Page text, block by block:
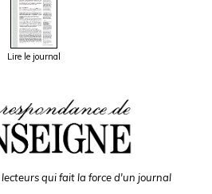
Lire le journal
qui fait la force d'un journal